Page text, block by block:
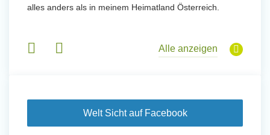
alles anders als in meinem Heimatland Österreich.
Alle anzeigen
Welt Sicht auf Facebook